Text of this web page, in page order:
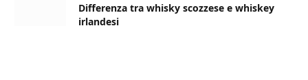
Differenza tra whisky scozzese e whiskey
irlandesi